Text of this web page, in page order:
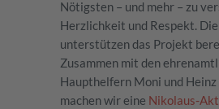
Nötigsten – und mehr – zu
Herzlichkeit und Respekt.
unterstützen das Projekt
Zusammen mit den
Haupthelfern Moni und Heinz
machen wir eine Nikolaus-